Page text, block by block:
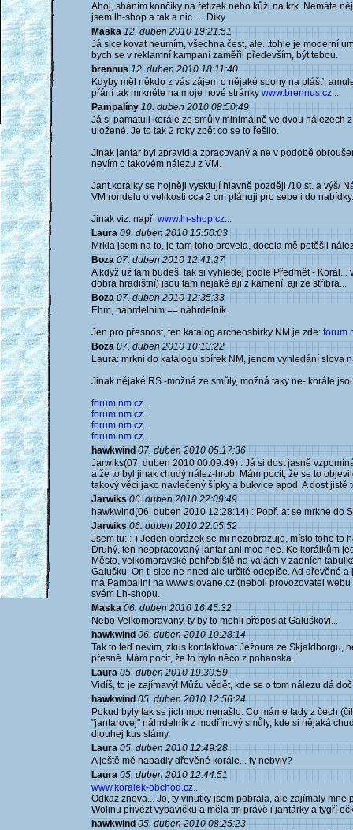
Ahoj, sháním končíky na řetízek nebo kůži na krk. Nemáte
jsem lh-shop a tak a nic..... Díky.
Maska 12. duben 2010 19:21:51
Já sice kovat neumím, všechna čest, ale...tohle je moderní
bych se v reklamní kampaní zaměřil především, být tebou.
brennus 12. duben 2010 18:11:40
Kdyby měl někdo z vás zájem o nějaké spony na plášť,
přání tak mrkněte na moje nové stránky www.brennus.cz...
Pampalíny 10. duben 2010 08:50:49
Já si pamatuji korále ze smůly minimálně ve dvou nálezech
uložené. Je to tak 2 roky zpět co se to řešilo.
Jinak jantar byl zpravidla zpracovaný a ne v podobě
nevím o takovém nálezu z VM.
Jant.korálky se hojněji vysktují hlavně později /10.st. a výš/
VM rondelu o velikosti cca 2 cm plánuji pro sebe i do nabídky.
Jinak viz. např. www.lh-shop.cz...
Laura 09. duben 2010 15:50:03
Mrkla jsem na to, je tam toho prevela, docela mě potěšil
Boza 07. duben 2010 12:41:27
A když už tam budeš, tak si vyhledej podle Předmět -
dobra hradištní) jsou tam nejaké aji z kamení, aji ze stříbra...
Boza 07. duben 2010 12:35:33
Ehm, náhrdelním == náhrdelník.
Jen pro přesnost, ten katalog archeosbírky NM je zde:
Boza 07. duben 2010 10:13:22
Laura: mrkni do katalogu sbírek NM, jenom vyhledání slova
Jinak nějaké RS -možná ze smůly, možná taky ne- korále
forum.nm.cz...
forum.nm.cz...
forum.nm.cz...
forum.nm.cz...
hawkwind 07. duben 2010 05:17:36
Jarwiks(07. duben 2010 00:09:49) : Já si dost jasně
a že to byl jinak chudý nález-hrob. Mám pocit, že se to
takový věci jako navlečený šípky a bukvice apod. A dost jistě
Jarwiks 06. duben 2010 22:09:49
hawkwind(06. duben 2010 12:28:14) : Popř. at se mrkne do
Jarwiks 06. duben 2010 22:05:52
Jsem tu: :-) Jeden obrázek se mi nezobrazuje, místo toho to
Druhý, ten neopracovaný jantar ani moc nee. Ke korálkům
Město, velkomoravské pohřebiště na valách v zadních
Galušku. On ti sice ne hned ale určitě odepíše. Ad dřevěné
má Pampalini na www.slovane.cz (neboli provozovatel
svém Lh-shopu.
Maska 06. duben 2010 16:45:32
Nebo Velkomoravany, ty by to mohli přeposlat Galuškovi...
hawkwind 06. duben 2010 10:28:14
Tak to ted´nevím, zkus kontaktovat Ježoura ze Skjaldborgu,
přesně. Mám pocit, že to bylo něco z pohanska.
Laura 05. duben 2010 19:30:59
Vidíš, to je zajímavý! Můžu vědět, kde se o tom nálezu dá
hawkwind 05. duben 2010 12:56:24
Pokud byly tak se jich moc nenašlo. Co máme tady z čech
"jantarovej" náhrdelník z modřínový smůly, kde si nějaká
dlouhej kus slámy.
Laura 05. duben 2010 12:49:28
A ještě mě napadly dřevěné korále... ty nebyly?
Laura 05. duben 2010 12:44:51
www.koralek-obchod.cz...
Odkaz znova... Jo, ty vinutky jsem pobrala, ale zajímaly
Wolinu přivézt výbavičku a měla tm právě i jantárky a tygří
hawkwind 05. duben 2010 08:25:23